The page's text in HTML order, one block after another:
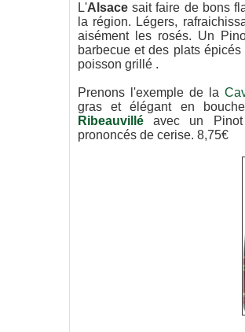
L'Alsace sait faire de bons
la région. Légers,
aisément les rosés. Un
barbecue et des plats épicés
poisson grillé .
Prenons l'exemple de la
gras et élégant en
Ribeauvillé avec un
prononcés de cerise. 8,75€